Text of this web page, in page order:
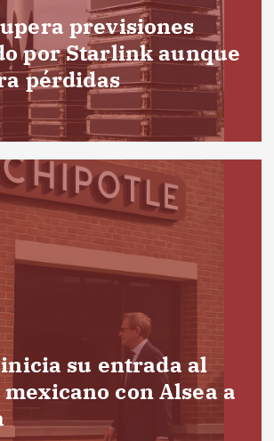
previsiones
por Starlink aunque
pérdidas
su entrada al
con Alsea a